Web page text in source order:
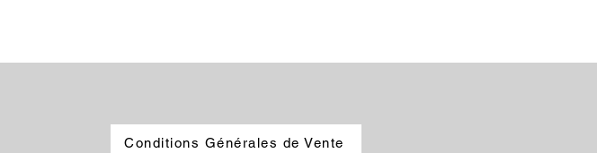
Conditions Générales de Vente